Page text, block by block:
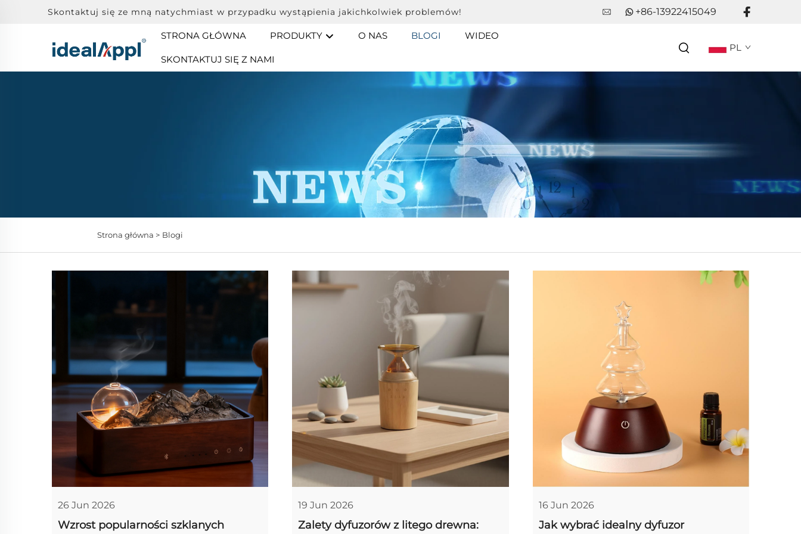
Skontaktuj się ze mną natychmiast w przypadku wystąpienia jakichkolwiek problemów! +86-13922415049
STRONA GŁÓWNA PRODUKTY O NAS BLOGI WIDEO
SKONTAKTUJ SIĘ Z NAMI
PL
Strona główna > Blogi
26 Jun 2026
Wzrost popularności szklanych
19 Jun 2026
Zalety dyfuzorów z litego drewna:
16 Jun 2026
Jak wybrać idealny dyfuzor